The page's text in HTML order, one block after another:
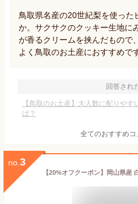
鳥取県名産の20世紀梨を使った
か。サクサクのクッキー生地に
が香るクリームを挟んだもので
よく鳥取のお土産におすすめで
回答され
【鳥取のお土産】大人数に配りや
ば？
全てのおすすめコ
no. 3